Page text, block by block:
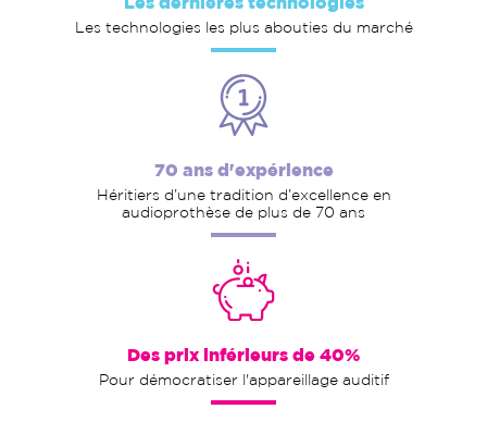
Les dernières technologies
Les technologies les plus abouties du marché
70 ans d'expérience
Héritiers d’une tradition d’excellence en
audioprothèse de plus de 70 ans
Des prix inférieurs de 40%
Pour démocratiser l'appareillage auditif